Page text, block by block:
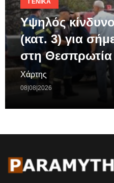
ΓΕΝΙΚΆ
Υψηλός
(κατ. 3) για
στη
Χάρτης
08|08|2026